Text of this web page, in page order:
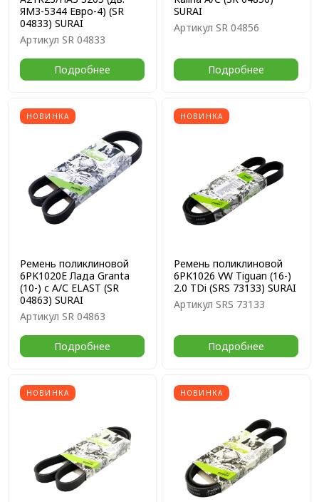
ЯМЗ-5344 Евро-4) (SR
04833) SURAI
Артикул SR 04833
Подробнее
SURAI
Артикул SR 04856
Подробнее
НОВИНКА
Ремень поликлиновой
6PK1020E Лада Granta
(10-) с А/С ELAST (SR
04863) SURAI
Артикул SR 04863
Подробнее
НОВИНКА
Ремень поликлиновой
6PK1026 VW Tiguan (16-)
2.0 TDi (SRS 73133) SURAI
Артикул SRS 73133
Подробнее
НОВИНКА НОВИНКА